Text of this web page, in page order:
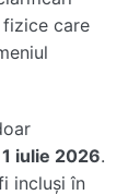
care
1 iulie 2026.
incluși în